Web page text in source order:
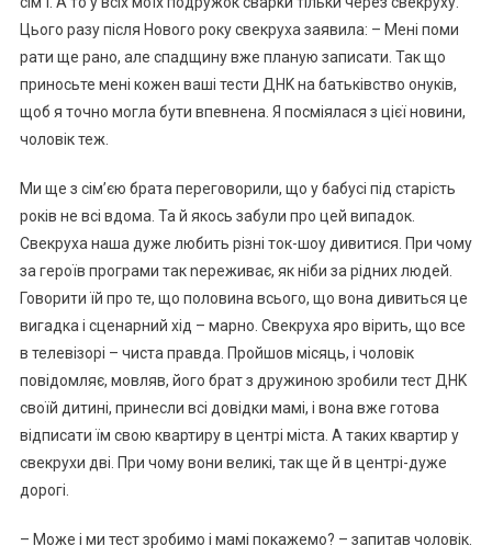
Цього разу після Нового року свекруха заявила: – Мені поми
рати ще рано, але спадщину вже планую записати. Так що
приносьте мені кожен ваші тести ДНK на батьківство онуків,
щоб я точно могла бути впевнена. Я посміялася з цієї новини,
чоловік теж.
Ми ще з сім’єю брата переговорили, що у бабусі під старість
років не всі вдома. Та й якось забули про цей випадок.
Свекруха наша дуже любить різні ток-шоу дивитися. При чому
за героїв програми так nереживає, як ніби за рідних людей.
Говорити їй про те, що половина всього, що вона дивиться це
вигадка і сценарний хід – марно. Свекруха яро вірить, що все
в телевізорі – чиста правда. Пройшов місяць, і чоловік
повідомляє, мовляв, його брат з дружиною зробили тест ДНK
своїй дитині, принесли всі довідки мамі, і вона вже готова
відписати їм свою квартиру в центрі міста. А таких квартир у
свекрухи дві. При чому вони великі, так ще й в центрі-дуже
дорогі.
– Може і ми тест зробимо і мамі покажемо? – запитав чоловік.